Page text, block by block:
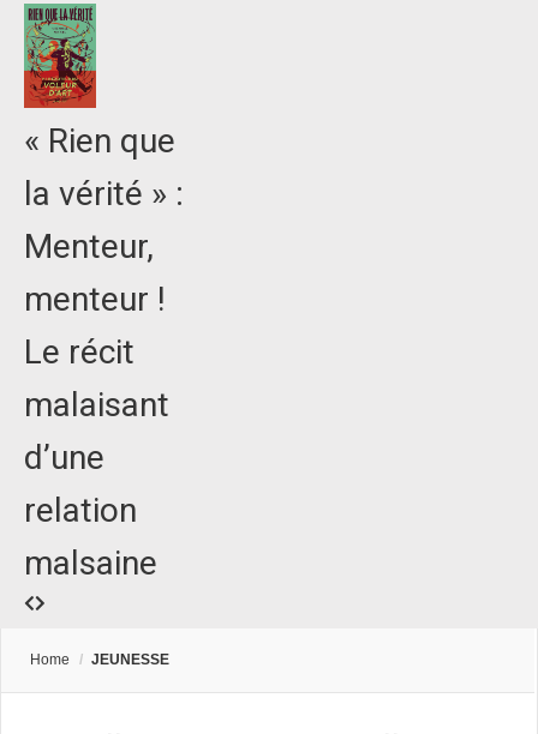
« Rien que
la vérité » :
Menteur,
menteur !
Le récit
malaisant
d’une
relation
malsaine
Home / JEUNESSE